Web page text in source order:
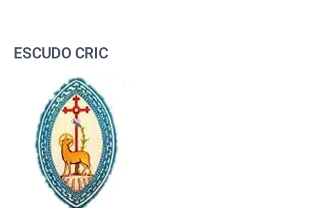
ESCUDO CRIC